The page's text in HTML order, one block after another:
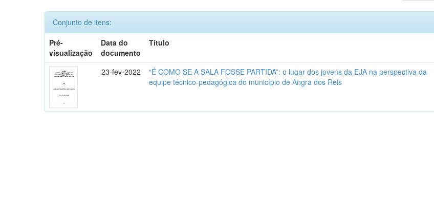
Conjunto de itens:
Pré-
visualização
Data do
documento
Título
23-fev-2022
“É COMO SE A SALA FOSSE PARTIDA”: o lugar dos jovens da EJA na perspectiva da
equipe técnico-pedagógica do município de Angra dos Reis